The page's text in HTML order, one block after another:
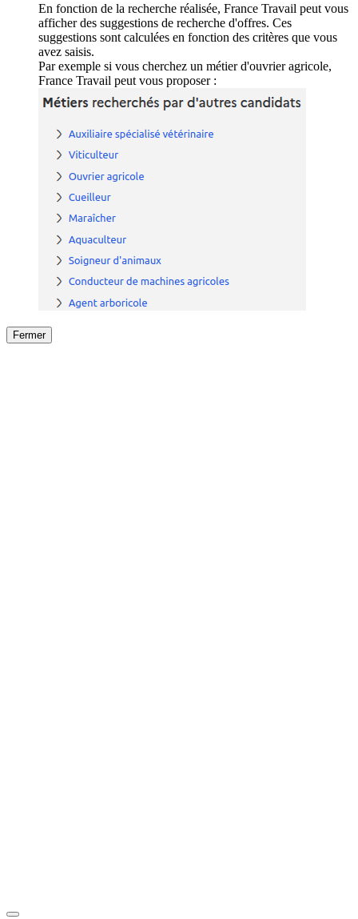
En fonction de la recherche réalisée, France Travail peut vous
afficher des suggestions de recherche d'offres. Ces
suggestions sont calculées en fonction des critères que vous
avez saisis.
Par exemple si vous cherchez un métier d'ouvrier agricole,
France Travail peut vous proposer :
Fermer